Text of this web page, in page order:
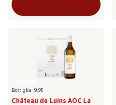
Bottiglia: 9.95
Château de Luins AOC La